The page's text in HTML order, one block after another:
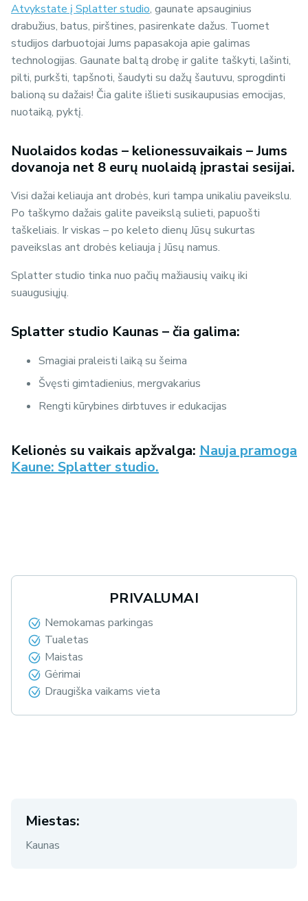
Atvykstate į Splatter studio, gaunate apsauginius
drabužius, batus, pirštines, pasirenkate dažus. Tuomet
studijos darbuotojai Jums papasakoja apie galimas
technologijas. Gaunate baltą drobę ir galite taškyti, lašinti,
pilti, purkšti, tapšnoti, šaudyti su dažų šautuvu, sprogdinti
balioną su dažais! Čia galite išlieti susikaupusias emocijas,
nuotaiką, pyktį.
Nuolaidos kodas – kelionessuvaikais – Jums
dovanoja net 8 eurų nuolaidą įprastai sesijai.
Visi dažai keliauja ant drobės, kuri tampa unikaliu paveikslu.
Po taškymo dažais galite paveikslą sulieti, papuošti
taškeliais. Ir viskas – po keleto dienų Jūsų sukurtas
paveikslas ant drobės keliauja į Jūsų namus.
Splatter studio tinka nuo pačių mažiausių vaikų iki
suaugusiųjų.
Splatter studio Kaunas – čia galima:
Smagiai praleisti laiką su šeima
Švęsti gimtadienius, mergvakarius
Rengti kūrybines dirbtuves ir edukacijas
Kelionės su vaikais apžvalga: Nauja pramoga
Kaune: Splatter studio.
PRIVALUMAI
Nemokamas parkingas
Tualetas
Maistas
Gėrimai
Draugiška vaikams vieta
Miestas:
Kaunas